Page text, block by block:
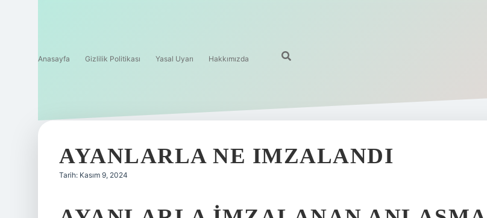
Anasayfa Gizlilik Politikası Yasal Uyarı Hakkımızda
AYANLARLA NE IMZALANDI
Tarih: Kasım 9, 2024